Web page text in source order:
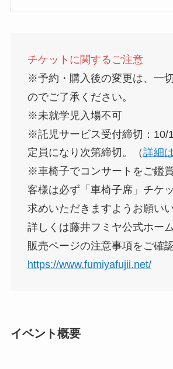
チケットに関するご注意
※予約・購入後の変更は、一
のでご了承ください。
※未就学児入場不可
※託児サービス受付締切：10/
定員になり次第締切。（詳細
※車椅子でコンサートをご鑑
客様は必ず「車椅子席」チケ
求めいただきますようお願い
詳しくは藤井フミヤ公式ホー
販売ページの注意事項をご確
https://www.fumiyafujii.net/
イベント概要